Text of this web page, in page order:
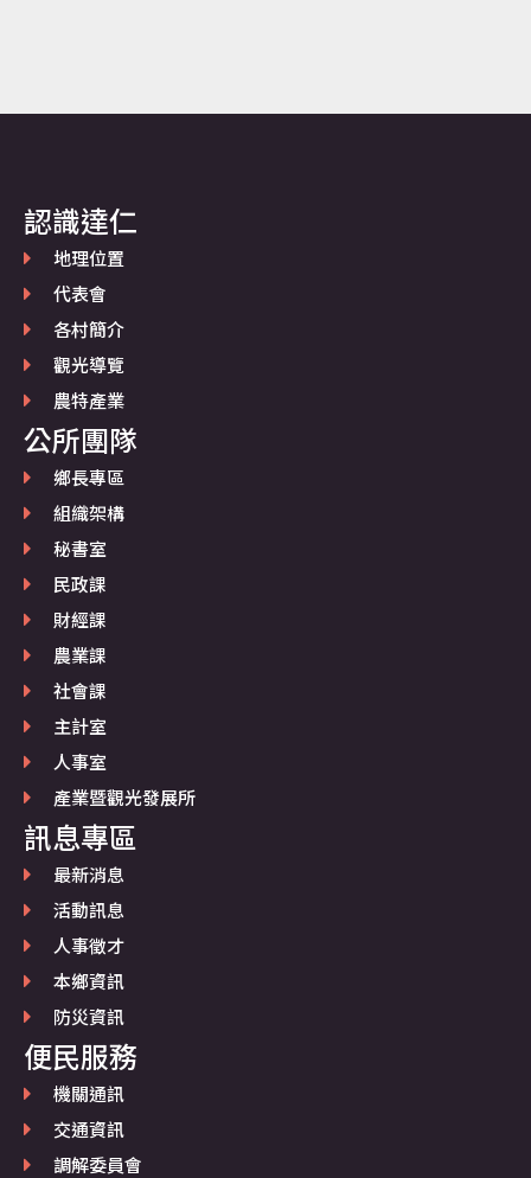
認識達仁
地理位置
代表會
各村簡介
觀光導覽
農特產業
公所團隊
鄉長專區
組織架構
秘書室
民政課
財經課
農業課
社會課
主計室
人事室
產業暨觀光發展所
訊息專區
最新消息
活動訊息
人事徵才
本鄉資訊
防災資訊
便民服務
機關通訊
交通資訊
調解委員會